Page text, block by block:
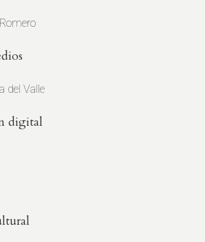
del Valle
digital